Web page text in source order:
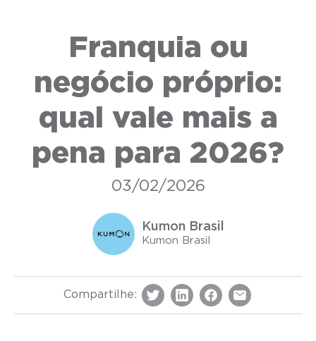
Franquia ou
negócio próprio:
qual vale mais a
pena para 2026?
03/02/2026
Kumon Brasil
Kumon Brasil
Compartilhe: